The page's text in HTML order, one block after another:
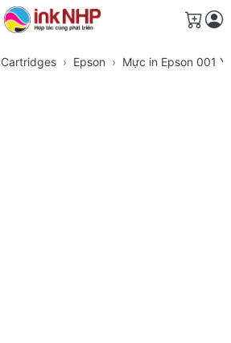
Giỏ
Cartridges Epson Mực in Epson 001